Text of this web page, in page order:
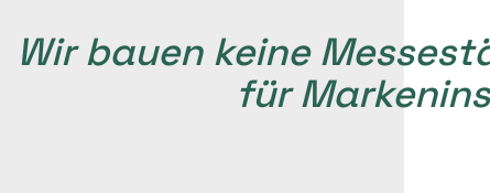
Wir bauen keine
für